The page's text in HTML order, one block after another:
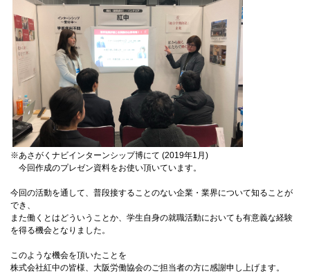
入試広報部
072-643-6566
※あさがくナビインターンシップ博にて (2019年1月)
今回作成のプレゼン資料をお使い頂いています。
今回の活動を通して、普段接することのない企業・業界について知ることが
でき、
また働くとはどういうことか、学生自身の就職活動においても有意義な経験
を得る機会となりました。
このような機会を頂いたことを
株式会社紅中の皆様、大阪労働協会のご担当者の方に感謝申し上げます。